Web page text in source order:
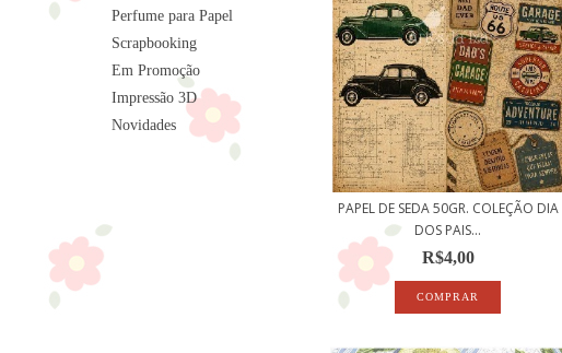
Perfume para Papel
Scrapbooking
Em Promoção
Impressão 3D
Novidades
PAPEL DE SEDA 50GR. COLEÇÃO DIA
DOS PAIS...
R$4,00